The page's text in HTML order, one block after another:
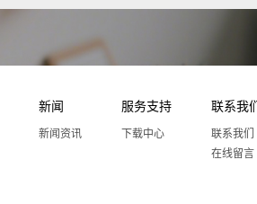
新闻
新闻资讯
服务支持
下载中心
联系我们
联系我们
在线留言